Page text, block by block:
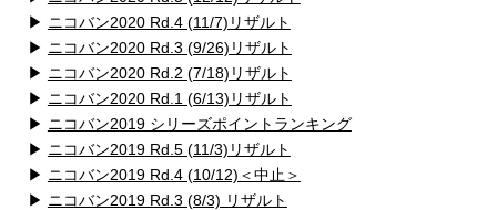
▶ ニコバン2020 Rd.4 (11/7)リザルト
▶ ニコバン2020 Rd.3 (9/26)リザルト
▶ ニコバン2020 Rd.2 (7/18)リザルト
▶ ニコバン2020 Rd.1 (6/13)リザルト
▶ ニコバン2019 シリーズポイントランキング
▶ ニコバン2019 Rd.5 (11/3)リザルト
▶ ニコバン2019 Rd.4 (10/12)＜中止＞
▶ ニコバン2019 Rd.3 (8/3) リザルト